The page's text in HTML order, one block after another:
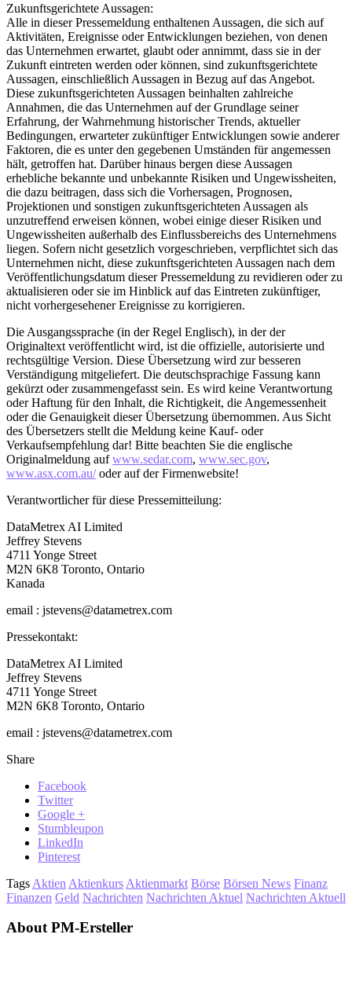
Zukunftsgerichtete Aussagen:
Alle in dieser Pressemeldung enthaltenen Aussagen, die sich auf
Aktivitäten, Ereignisse oder Entwicklungen beziehen, von denen
das Unternehmen erwartet, glaubt oder annimmt, dass sie in der
Zukunft eintreten werden oder können, sind zukunftsgerichtete
Aussagen, einschließlich Aussagen in Bezug auf das Angebot.
Diese zukunftsgerichteten Aussagen beinhalten zahlreiche
Annahmen, die das Unternehmen auf der Grundlage seiner
Erfahrung, der Wahrnehmung historischer Trends, aktueller
Bedingungen, erwarteter zukünftiger Entwicklungen sowie anderer
Faktoren, die es unter den gegebenen Umständen für angemessen
hält, getroffen hat. Darüber hinaus bergen diese Aussagen
erhebliche bekannte und unbekannte Risiken und Ungewissheiten,
die dazu beitragen, dass sich die Vorhersagen, Prognosen,
Projektionen und sonstigen zukunftsgerichteten Aussagen als
unzutreffend erweisen können, wobei einige dieser Risiken und
Ungewissheiten außerhalb des Einflussbereichs des Unternehmens
liegen. Sofern nicht gesetzlich vorgeschrieben, verpflichtet sich das
Unternehmen nicht, diese zukunftsgerichteten Aussagen nach dem
Veröffentlichungsdatum dieser Pressemeldung zu revidieren oder zu
aktualisieren oder sie im Hinblick auf das Eintreten zukünftiger,
nicht vorhergesehener Ereignisse zu korrigieren.
Die Ausgangssprache (in der Regel Englisch), in der der
Originaltext veröffentlicht wird, ist die offizielle, autorisierte und
rechtsgültige Version. Diese Übersetzung wird zur besseren
Verständigung mitgeliefert. Die deutschsprachige Fassung kann
gekürzt oder zusammengefasst sein. Es wird keine Verantwortung
oder Haftung für den Inhalt, die Richtigkeit, die Angemessenheit
oder die Genauigkeit dieser Übersetzung übernommen. Aus Sicht
des Übersetzers stellt die Meldung keine Kauf- oder
Verkaufsempfehlung dar! Bitte beachten Sie die englische
Originalmeldung aufwww.sedar.com, www.sec.gov,
www.asx.com.au/oder auf der Firmenwebsite!
Verantwortlicher für diese Pressemitteilung:
DataMetrex AI Limited
Jeffrey Stevens
4711 Yonge Street
M2N 6K8 Toronto, Ontario
Kanada
email : jstevens@datametrex.com
Pressekontakt:
DataMetrex AI Limited
Jeffrey Stevens
4711 Yonge Street
M2N 6K8 Toronto, Ontario
email : jstevens@datametrex.com
Share
Facebook
Twitter
Google +
Stumbleupon
LinkedIn
Pinterest
Tags Aktien Aktienkurs Aktienmarkt Börse Börsen News Finanz
Finanzen Geld Nachrichten Nachrichten Aktuel Nachrichten Aktuell
About PM-Ersteller